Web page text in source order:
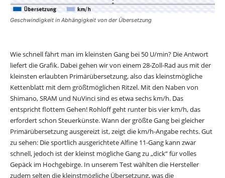
Geschwindigkeit in Abhängigkeit von der Übersetzung
Wie schnell fährt man im kleinsten Gang bei 50 U/min? Die Antwort
liefert die Grafik. Dabei gehen wir von einem 28-Zoll-Rad aus mit der
kleinsten erlaubten Primärübersetzung, also das kleinstmögliche
Kettenblatt mit dem größtmöglichen Ritzel. Mit den Naben von
Shimano, SRAM und NuVinci sind es etwa sechs km/h. Das
entspricht flottem Gehen! Rohloff geht runter bis vier km/h, das
erfordert schon Steuerkünste. Wann der größte Gang bei gleicher
Primärübersetzung ausgereizt ist, zeigt die km/h-Angabe rechts. Gut
zu sehen: Die sportlich ausgerichtete Alfine 11-Gang kann zwar
schnell, jedoch ist der kleinst mögliche Gang zu „dick“ für volles
Gepäck im Hochgebirge. In unserem Test wählten die Hersteller
zudem selten die kleinstmögliche Übersetzung, was die